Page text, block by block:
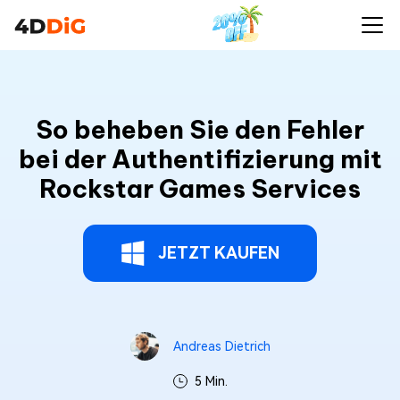
So beheben Sie den Fehler
bei der Authentifizierung mit
Rockstar Games Services
JETZT KAUFEN
Andreas Dietrich
5 Min.